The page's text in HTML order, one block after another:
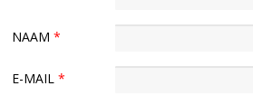
NAAM*
E-MAIL*